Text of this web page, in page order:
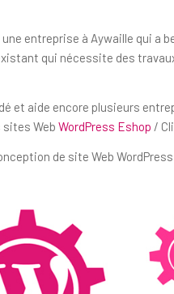
une entreprise à Aywaille qui a
qui nécessite des
et aide encore plusieurs
Web WordPress Eshop /
de site Web